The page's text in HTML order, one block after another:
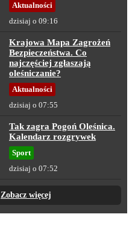
Aktualności
dzisiaj o 09:16
Krajowa Mapa Zagrożeń
Bezpieczeństwa. Co
najczęściej zgłaszają
oleśniczanie?
Aktualności
dzisiaj o 07:55
Tak zagra Pogoń Oleśnica.
Kalendarz rozgrywek
Sport
dzisiaj o 07:52
Zobacz więcej